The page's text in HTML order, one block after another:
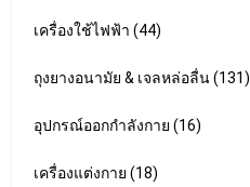
เครื่องใช้ไฟฟ้า (44)
ถุงยางอนามัย & เจลหล่อลื่น (131)
อุปกรณ์ออกกำลังกาย (16)
เครื่องแต่งกาย (18)